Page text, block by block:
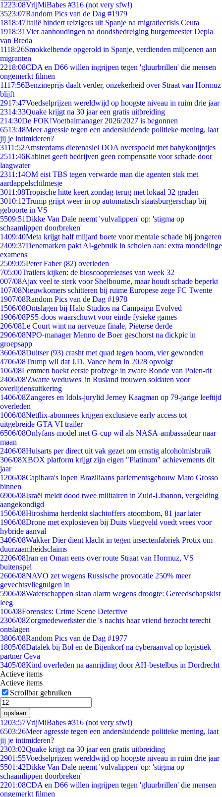
1223:08VrijMiBabes #316 (not very sfw!)
3523:07Random Pics van de Dag #1979
1818:47Italië hindert reizigers uit Spanje na migratiecrisis Ceuta
1918:31Vier aanhoudingen na doodsbedreiging burgemeester Depla
van Breda
1118:26Smokkelbende opgerold in Spanje, verdienden miljoenen aan
migranten
2218:08CDA en D66 willen ingrijpen tegen 'gluurbrillen' die mensen
ongemerkt filmen
1117:56Benzineprijs daalt verder, onzekerheid over Straat van Hormuz
blijft
2917:47Voedselprijzen wereldwijd op hoogste niveau in ruim drie jaar
2314:33Quake krijgt na 30 jaar een gratis uitbreiding
214:30De FOK!Voetbalmanager 2026/2027 is begonnen
6513:48Meer agressie tegen een andersluidende politieke mening, laat
jij je intimideren?
3111:52Amsterdams dierenasiel DOA overspoeld met babykonijntjes
2511:46Kabinet geeft bedrijven geen compensatie voor schade door
laagwater
2311:14OM eist TBS tegen verwarde man die agenten stak met
aardappelschilmesje
3011:08Tropische hitte keert zondag terug met lokaal 32 graden
3010:12Trump grijpt weer in op automatisch staatsburgerschap bij
geboorte in VS
5509:51Dikke Van Dale neemt 'vulvalippen' op: 'stigma op
schaamlippen doorbreken'
1409:40Meta krijgt half miljard boete voor mentale schade bij jongeren
2409:37Denemarken pakt AI-gebruik in scholen aan: extra mondelinge
examens
2509:05Peter Faber (82) overleden
705:00Trailers kijken: de bioscoopreleases van week 32
007/08Ajax veel te sterk voor Shelbourne, maar houdt schade beperkt
107/08Nieuwkomers schitteren bij ruime Europese zege FC Twente
1907/08Random Pics van de Dag #1978
1506/08Ontslagen bij Halo Studios na Campaign Evolved
1906/08PS5-doos waarschuwt voor einde fysieke games
206/08Le Court wint na nerveuze finale, Pieterse derde
2906/08NPO-manager Menno de Boer geschorst na dickpic in
groepsapp
3606/08Duitser (93) crasht met quad tegen boom, vier gewonden
4706/08Trump wil dat J.D. Vance hem in 2028 opvolgt
106/08Lemmen boekt eerste profzege in zware Ronde van Polen-rit
2406/08'Zwarte weduwes' in Rusland trouwen soldaten voor
overlijdensuitkering
1406/08Zangeres en Idols-jurylid Jerney Kaagman op 79-jarige leeftijd
overleden
1006/08Netflix-abonnees krijgen exclusieve early access tot
uitgebreide GTA VI trailer
6506/08Onlyfans-model met G-cup wil als NASA-ambassadeur naar
maan
2406/08Huisarts per direct uit vak gezet om ernstig alcoholmisbruik
306/08XBOX platform krijgt zijn eigen "Platinum" achievements dit
jaar
1206/08Capibara's lopen Braziliaans parlementsgebouw Mato Grosso
binnen
6906/08Israël meldt dood twee militairen in Zuid-Libanon, vergelding
aangekondigd
1506/08Hiroshima herdenkt slachtoffers atoombom, 81 jaar later
1906/08Drone met explosieven bij Duits vliegveld voedt vrees voor
hybride aanval
3406/08Wakker Dier dient klacht in tegen insectenfabriek Protix om
duurzaamheidsclaims
2206/08Iran en Oman eens over route Straat van Hormuz, VS
buitenspel
2606/08NAVO zet wegens Russische provocatie 250% meer
gevechtsvliegtuigen in
5906/08Waterschappen slaan alarm wegens droogte: Gereedschapskist
leeg
106/08Forensics: Crime Scene Detective
2306/08Zorgmedewerkster die 's nachts haar vriend bezocht terecht
ontslagen
3806/08Random Pics van de Dag #1977
1805/08Datalek bij Bol en de Bijenkorf na cyberaanval op logistiek
partner Ceva
3405/08Kind overleden na aanrijding door AH-bestelbus in Dordrecht
Actieve items
Actieve items
Scrollbar gebruiken
opslaan
1203:57VrijMiBabes #316 (not very sfw!)
6503:26Meer agressie tegen een andersluidende politieke mening, laat
jij je intimideren?
2303:02Quake krijgt na 30 jaar een gratis uitbreiding
2901:55Voedselprijzen wereldwijd op hoogste niveau in ruim drie jaar
5501:42Dikke Van Dale neemt 'vulvalippen' op: 'stigma op
schaamlippen doorbreken'
2201:08CDA en D66 willen ingrijpen tegen 'gluurbrillen' die mensen
ongemerkt filmen